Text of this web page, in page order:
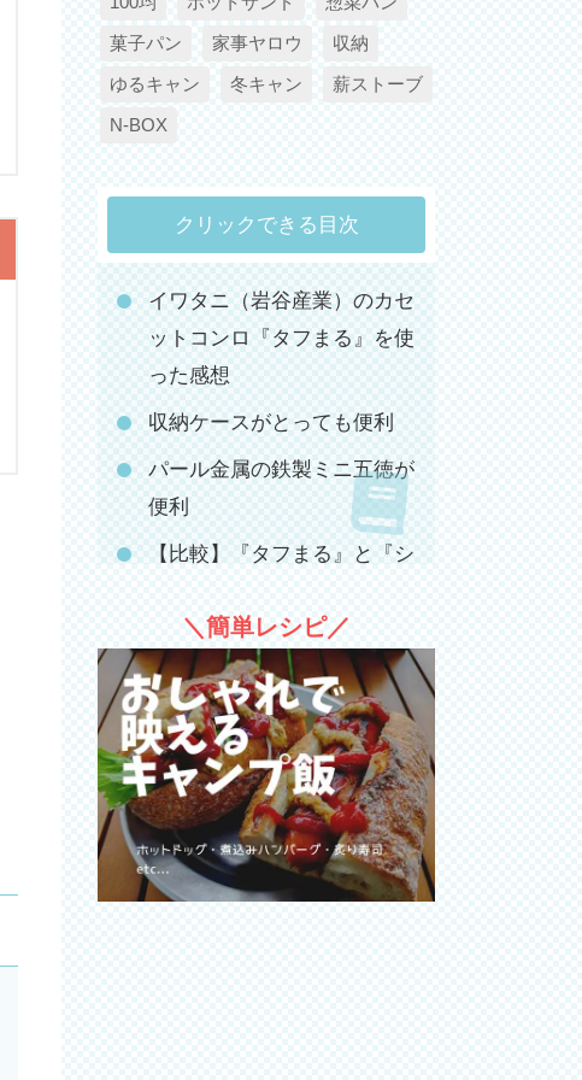
菓子パン
家事ヤロウ
収納
ゆるキャン
冬キャン
薪ストーブ
N-BOX
クリックできる目次
イワタニ（岩谷産業）のカセ
ットコンロ『タフまる』を使
った感想
収納ケースがとっても便利
パール金属の鉄製ミニ五徳が
便利
【比較】『タフまる』と『シ
310）の違いは？
キャンプでの使用例｜タフま
る × スキレット（19cm）
キャンプでの使用例｜タフま
る × フライパン（20cm）
商品写真
メリット
＼簡単レシピ／